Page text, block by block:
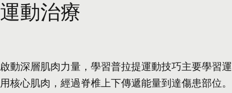
運動治療
啟動深層肌肉力量，學習普拉提運動技巧主要學習運
用核心肌肉，經過脊椎上下傳遞能量到達傷患部位。